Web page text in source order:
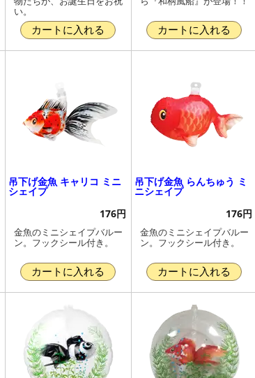
い。
カートに入れる カートに入れる
吊下げ金魚 キャリコ ミニ
シェイプ
176円
金魚のミニシェイプバルー
ン。フックシール付き。
カートに入れる
吊下げ金魚 らんちゅう ミ
ニシェイプ
176円
金魚のミニシェイプバルー
ン。フックシール付き。
カートに入れる